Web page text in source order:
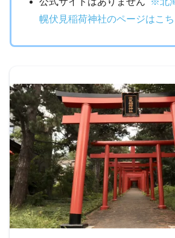
幌伏見稲荷神社のページはこち